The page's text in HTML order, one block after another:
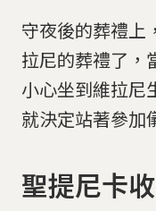
守夜後的葬禮上
拉尼的葬禮了，
小心坐到維拉尼
就決定站著參加
聖提尼卡